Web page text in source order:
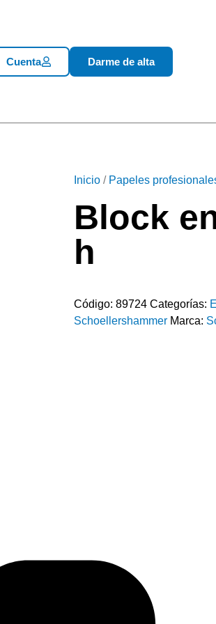
Cuenta Darme de alta
Inicio / Papeles
Block
h
Código: 89724 Categorías:
Schoellershammer Marca: